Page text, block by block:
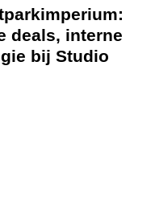
deals, interne
bij Studio